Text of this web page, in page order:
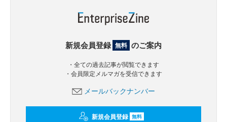
新規会員登録 無料 のご案内
・全ての過去記事が閲覧できます
・会員限定メルマガを受信できます
メールバックナンバー
新規会員登録 無料